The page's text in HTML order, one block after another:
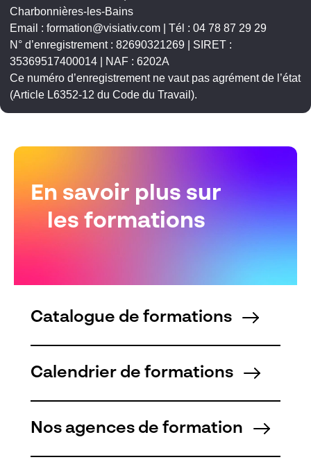
Charbonnières-les-Bains
Email : formation@visiativ.com | Tél : 04 78 87 29 29
N° d’enregistrement : 82690321269 | SIRET :
35369517400014 | NAF : 6202A
Ce numéro d’enregistrement ne vaut pas agrément de l’état
(Article L6352-12 du Code du Travail).
En savoir plus sur
les formations
Catalogue de formations
Calendrier de formations
Nos agences de formation